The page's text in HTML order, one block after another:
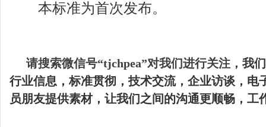
本标准为首次发布。
请搜索微信号“tjchpea”对我们进行关注， 我
行业信息，标准贯彻，技术交流，企业访谈，电
员朋友提供素材，让我们之间的沟通更顺畅，工